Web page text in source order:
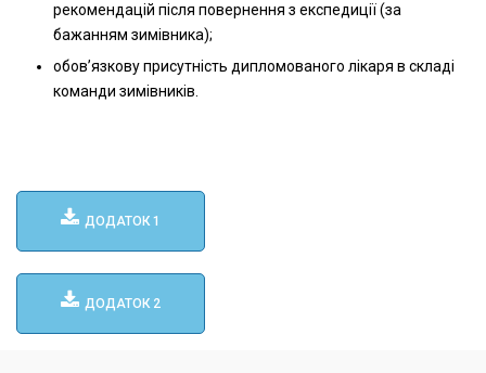
рекомендацій після повернення з експедиції (за
бажанням зимівника);
обов’язкову присутність дипломованого лікаря в складі
команди зимівників.
ДОДАТОК 1
ДОДАТОК 2